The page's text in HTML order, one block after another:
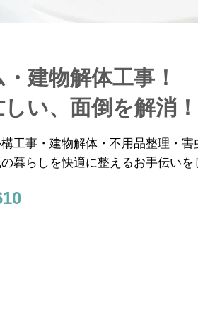
建物解体工事！
い、面倒を解消！
工事・建物解体・不用品整理・
暮らしを快適に整えるお手伝い